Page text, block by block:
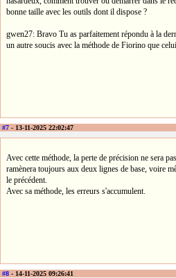
bonne taille avec les outils dont il dispose ?
gwen27: Bravo Tu as parfaitement répondu à la
un autre soucis avec la méthode de Fiorino que
#7 - 13-11-2025 22:02:47
Avec cette méthode, la perte de précision ne sera
ramènera toujours aux deux lignes de base, voire
le précédent.
Avec sa méthode, les erreurs s'accumulent.
#8 - 14-11-2025 09:26:41